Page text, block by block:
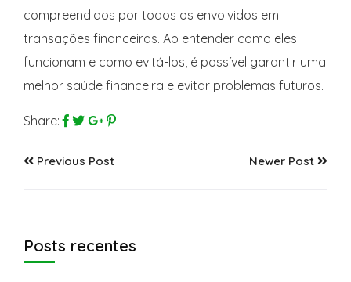
compreendidos por todos os envolvidos em
transações financeiras. Ao entender como eles
funcionam e como evitá-los, é possível garantir uma
melhor saúde financeira e evitar problemas futuros.
Share:
Previous Post Newer Post
Posts recentes